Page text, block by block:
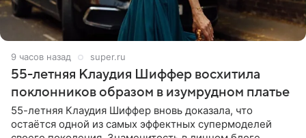
9 часов назад super.ru
55-летняя Клаудия Шиффер восхитила
поклонников образом в изумрудном платье
55-летняя Клаудия Шиффер вновь доказала, что
остаётся одной из самых эффектных супермоделей